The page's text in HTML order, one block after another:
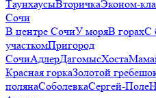
ТаунхаусыВторичкаЭконом-
Сочи
В центре СочиУ моряВ горахС
участкомПригород
СочиАдлерДагомысХоста
Красная горкаЗолотой
полянаСоболевкаСергей-Поле